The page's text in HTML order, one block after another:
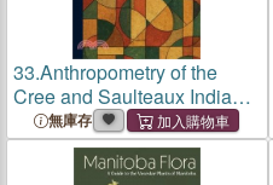
33.Anthropometry of the
Cree and Saulteaux Indians
in Northeastern Manitoba
無庫存